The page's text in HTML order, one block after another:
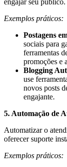
Exemplos práticos:
Postagens
sociais para
ferramentas
promoções e
Blogging
use
novos posts
engajante.
5. Automação de
Automatizar o
oferecer suporte
Exemplos práticos: